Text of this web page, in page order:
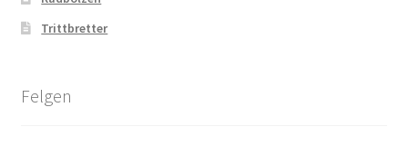
Trittbretter
Felgen